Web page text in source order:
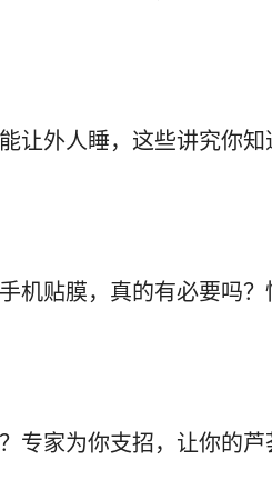
让外人睡，这些讲究你知
机贴膜，真的有必要吗
专家为你支招，让你的